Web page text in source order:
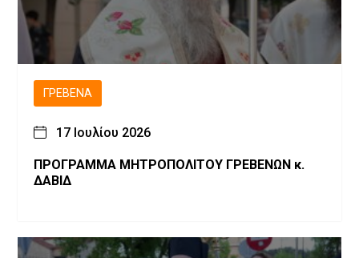
ΓΡΕΒΕΝΆ
17 Ιουλίου 2026
ΠΡΟΓΡΑΜΜΑ ΜΗΤΡΟΠΟΛΙΤΟΥ ΓΡΕΒΕΝΩΝ κ.
ΔΑΒΙΔ